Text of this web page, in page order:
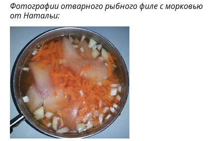
Фотографии отварного рыбного филе с морковью
от Натальи: